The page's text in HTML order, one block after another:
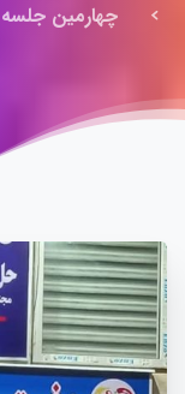
چهارمین